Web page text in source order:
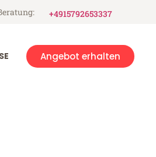
+4915792653337
Angebot erhalten